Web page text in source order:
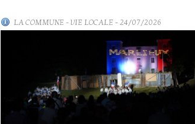
LA COMMUNE-VIE LOCALE- 24/07/2026